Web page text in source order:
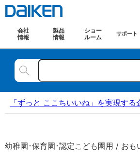
会社
情報
製品
情報
ショー
ルーム
サポート
「ずっと ここちいいね」を実現す
幼稚園･保育園･認定こども園用 / おも